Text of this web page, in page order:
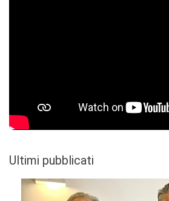
Ultimi pubblicati